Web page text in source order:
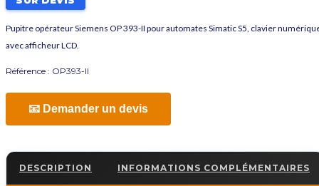
Pupitre opérateur Siemens OP 393-II pour automates Simatic S5, clavier
avec afficheur LCD.
Référence : OP393-II
📧 Demander un devis
DESCRIPTION INFORMATIONS COMPLÉMENTAIRES